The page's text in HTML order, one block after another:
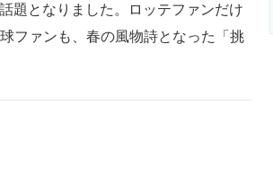
題となりました。ロッテファンだけ
ファンも、春の風物詩となった「挑